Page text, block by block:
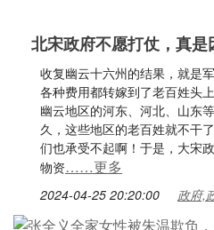
北宋政府不愿打仗，真是
收复幽云十六州的结果，就是
各种费用都转嫁到了老百姓头
幽云地区的河东、河北、山东
久，这些地区的老百姓就不干
们也承受不起啊！于是，大宋
物资……更多
2024-04-25 20:20:00 政府,